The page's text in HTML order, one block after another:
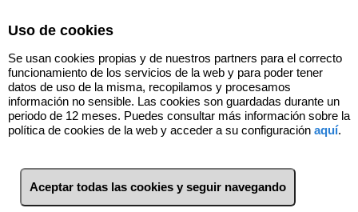
más reciente
más reciente
Uso de cookies
Se usan cookies propias y de nuestros partners para el correcto
funcionamiento de los servicios de la web y para poder tener
datos de uso de la misma, recopilamos y procesamos
información no sensible. Las cookies son guardadas durante un
periodo de 12 meses. Puedes consultar más información sobre la
política de cookies de la web y acceder a su configuración aquí.
Aceptar todas las cookies y seguir navegando